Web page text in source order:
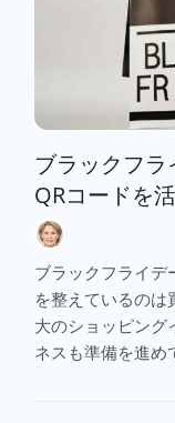
ブラックフ
QRコードを
ブラックフライデ
を整えているの
大のショッピング
ネスも準備を進め